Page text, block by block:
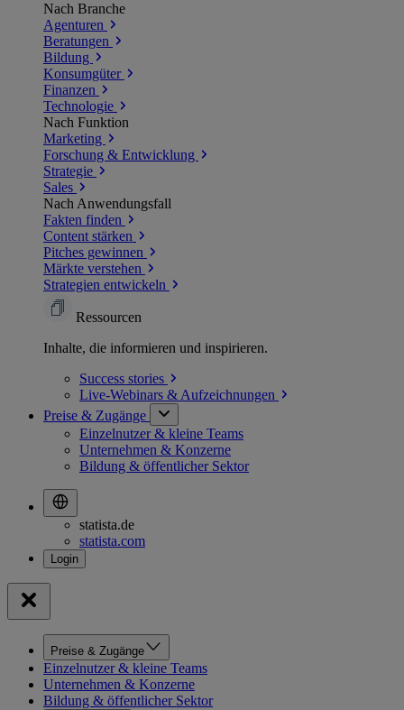
Nach Branche
Agenturen
Beratungen
Bildung
Konsumgüter
Finanzen
Technologie
Nach Funktion
Marketing
Forschung & Entwicklung
Strategie
Sales
Nach Anwendungsfall
Fakten finden
Content stärken
Pitches gewinnen
Märkte verstehen
Strategien entwickeln
Ressourcen
Inhalte, die informieren und inspirieren.
Success stories
Live-Webinars & Aufzeichnungen
Preise & Zugänge
Einzelnutzer & kleine Teams
Unternehmen & Konzerne
Bildung & öffentlicher Sektor
statista.de
statista.com
Preise & Zugänge
Einzelnutzer & kleine Teams
Unternehmen & Konzerne
Bildung & öffentlicher Sektor